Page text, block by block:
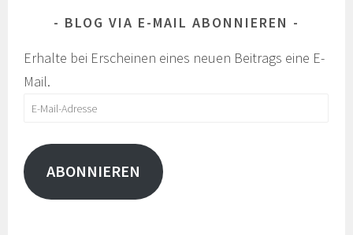
BLOG VIA E-MAIL ABONNIEREN
Erhalte bei Erscheinen eines neuen Beitrags eine E-
Mail.
E-
Adresse
ABONNIEREN